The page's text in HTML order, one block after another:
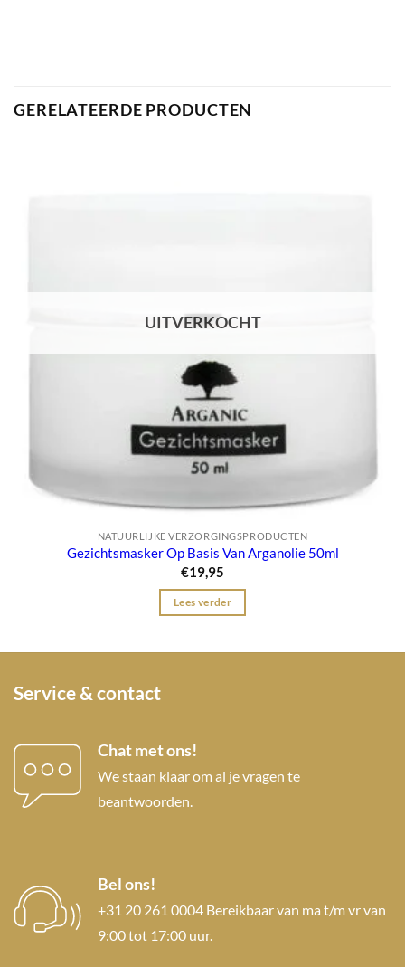
GERELATEERDE PRODUCTEN
UITVERKOCHT
NATUURLIJKE VERZORGINGSPRODUCTEN
Gezichtsmasker Op Basis Van Arganolie 50ml
€19,95
Lees verder
Service & contact
Chat met ons!
We staan klaar om al je vragen te
beantwoorden.
Bel ons!
+31 20 261 0004 Bereikbaar van ma t/m vr van
9:00 tot 17:00 uur.